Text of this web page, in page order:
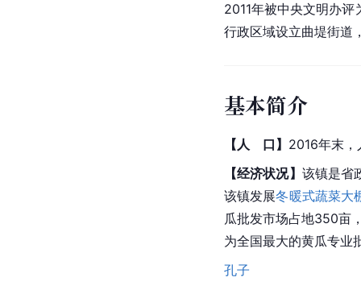
2011年被中央文明办
行政区域设立曲堤街道
基本简介
【人　口】 2016年末，
【经济状况】 该镇是省
该镇发展冬暖式蔬菜大
瓜批发市场占地350亩
为全国最大的黄瓜专业
孔子